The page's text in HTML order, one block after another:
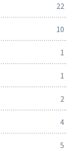
22
10
1
1
2
4
5